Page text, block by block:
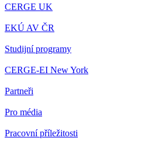
CERGE UK
EKÚ AV ČR
Studijní programy
CERGE-EI New York
Partneři
Pro média
Pracovní příležitosti